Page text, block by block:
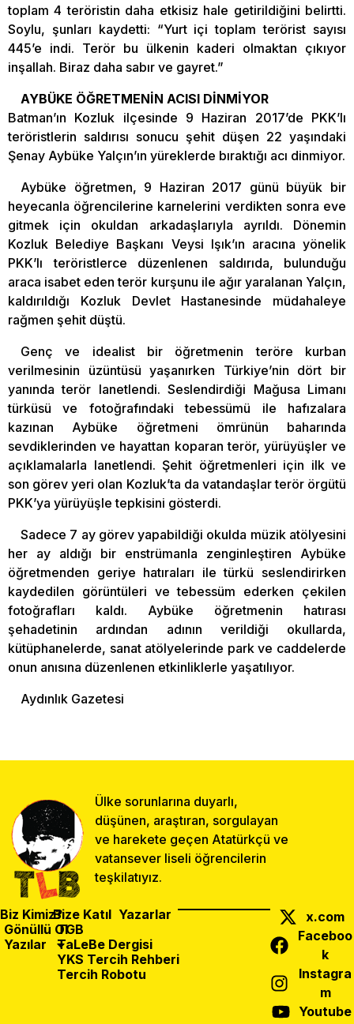
toplam 4 teröristin daha etkisiz hale getirildiğini belirtti.
Soylu, şunları kaydetti: “Yurt içi toplam terörist sayısı
445’e indi. Terör bu ülkenin kaderi olmaktan çıkıyor
inşallah. Biraz daha sabır ve gayret.”
AYBÜKE ÖĞRETMENİN ACISI DİNMİYOR
Batman’ın Kozluk ilçesinde 9 Haziran 2017’de PKK’lı
teröristlerin saldırısı sonucu şehit düşen 22 yaşındaki
Şenay Aybüke Yalçın’ın yüreklerde bıraktığı acı dinmiyor.
Aybüke öğretmen, 9 Haziran 2017 günü büyük bir
heyecanla öğrencilerine karnelerini verdikten sonra eve
gitmek için okuldan arkadaşlarıyla ayrıldı. Dönemin
Kozluk Belediye Başkanı Veysi Işık’ın aracına yönelik
PKK’lı teröristlerce düzenlenen saldırıda, bulunduğu
araca isabet eden terör kurşunu ile ağır yaralanan Yalçın,
kaldırıldığı Kozluk Devlet Hastanesinde müdahaleye
rağmen şehit düştü.
Genç ve idealist bir öğretmenin teröre kurban
verilmesinin üzüntüsü yaşanırken Türkiye’nin dört bir
yanında terör lanetlendi. Seslendirdiği Mağusa Limanı
türküsü ve fotoğrafındaki tebessümü ile hafızalara
kazınan Aybüke öğretmeni ömrünün baharında
sevdiklerinden ve hayattan koparan terör, yürüyüşler ve
açıklamalarla lanetlendi. Şehit öğretmenleri için ilk ve
son görev yeri olan Kozluk’ta da vatandaşlar terör örgütü
PKK’ya yürüyüşle tepkisini gösterdi.
Sadece 7 ay görev yapabildiği okulda müzik atölyesini
her ay aldığı bir enstrümanla zenginleştiren Aybüke
öğretmenden geriye hatıraları ile türkü seslendirirken
kaydedilen görüntüleri ve tebessüm ederken çekilen
fotoğrafları kaldı. Aybüke öğretmenin hatırası
şehadetinin ardından adının verildiği okullarda,
kütüphanelerde, sanat atölyelerinde park ve caddelerde
onun anısına düzenlenen etkinliklerle yaşatılıyor.
Aydınlık Gazetesi
Paylaş:
Ülke sorunlarına duyarlı,
düşünen, araştıran, sorgulayan
ve harekete geçen Atatürkçü ve
vatansever liseli öğrencilerin
teşkilatıyız.
Biz Kimiz?
Gönüllü Ol
Yazılar
Bize Katıl Yazarlar
TGB
TaLeBe Dergisi
YKS Tercih Rehberi
Tercih Robotu
x.com
Faceboo
k
Instagra
m
Youtube